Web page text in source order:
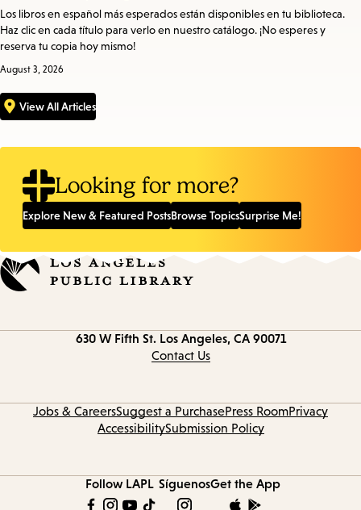
Los libros en español más esperados están disponibles en tu biblioteca.
Haz clic en cada título para verlo en nuestro catálogo. ¡No esperes y
reserva tu copia hoy mismo!
August 3, 2026
View All Articles
Looking for more?
Explore New & Featured PostsBrowse TopicsSurprise Me!
630 W Fifth St. Los Angeles, CA 90071
Contact Us
Jobs & CareersSuggest a PurchasePress RoomPrivacy
AccessibilitySubmission Policy
Follow LAPL SíguenosGet the App